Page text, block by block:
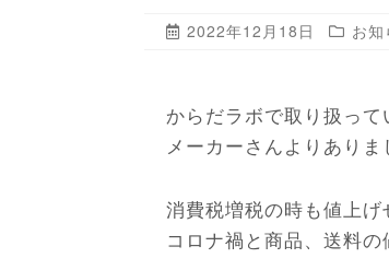
2022年12月18日 お知
からだラボで取り扱っ
メーカーさんよりありま
消費税増税の時も値上
コロナ禍と商品、送料